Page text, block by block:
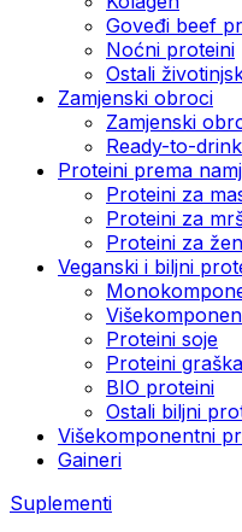
Goveđi beef
Noćni proteini
Ostali
Zamjenski obroci
Zamjenski
Ready-to-
Proteini prema
Proteini za
Proteini za
Proteini za
Veganski i biljni
Proteini soje
Proteini graška
BIO proteini
Ostali biljni
Višekomponentni
Gaineri
Suplementi